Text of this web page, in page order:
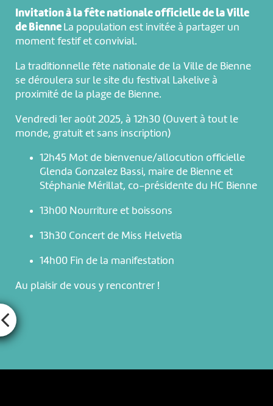
Invitation à la fête nationale officielle de la Ville
de Bienne La population est invitée à partager un
moment festif et convivial.
La traditionnelle fête nationale de la Ville de Bienne
se déroulera sur le site du festival Lakelive à
proximité de la plage de Bienne.
Vendredi 1er août 2025, à 12h30 (Ouvert à tout le
monde, gratuit et sans inscription)
12h45 Mot de bienvenue/allocution officielle
Glenda Gonzalez Bassi, maire de Bienne et
Stéphanie Mérillat, co-présidente du HC Bienne
13h00 Nourriture et boissons
13h30 Concert de Miss Helvetia
14h00 Fin de la manifestation
Au plaisir de vous y rencontrer !